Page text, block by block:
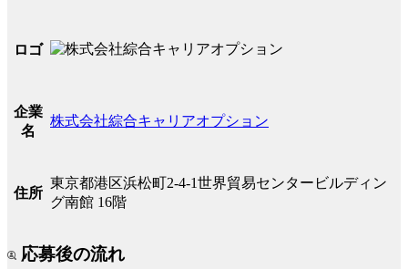
ロゴ
企業
名
株式会社綜合キャリアオプション
住所
東京都港区浜松町2-4-1世界貿易センタービルディン
グ南館 16階
応募後の流れ